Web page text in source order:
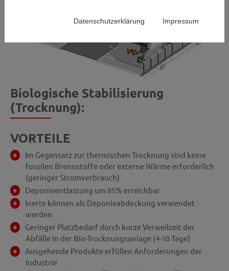
Datenschutzerklärung Impressum
Biologische Stabilisierung
(Trocknung):
VORTEILE
Im Gegensatz zur thermischen Trocknung sind keine
fossilen Brennstoffe oder externe Wärme erforderlich
(geringer Stromverbrauch)
Deponieentlastung um 85% erreichbar
Inerte können als Deponieabdeckung verwendet
werden
Geringer Platzbedarf durch kurze Verweilzeit der
Abfälle in der Bio-Trocknungsanlage (4-10 Tage)
Ausgehende Produkte erfüllen Anforderungen der
Industrie